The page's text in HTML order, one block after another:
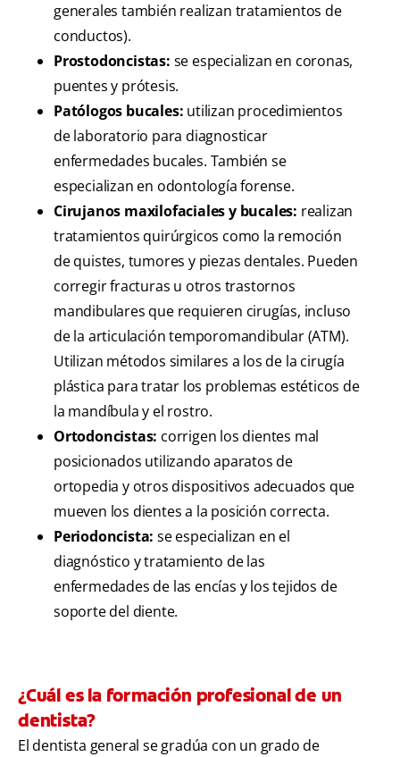
generales también realizan tratamientos de
conductos).
Prostodoncistas: se especializan en coronas,
puentes y prótesis.
Patólogos bucales: utilizan procedimientos
de laboratorio para diagnosticar
enfermedades bucales. También se
especializan en odontología forense.
Cirujanos maxilofaciales y bucales: realizan
tratamientos quirúrgicos como la remoción
de quistes, tumores y piezas dentales. Pueden
corregir fracturas u otros trastornos
mandibulares que requieren cirugías, incluso
de la articulación temporomandibular (ATM).
Utilizan métodos similares a los de la cirugía
plástica para tratar los problemas estéticos de
la mandíbula y el rostro.
Ortodoncistas: corrigen los dientes mal
posicionados utilizando aparatos de
ortopedia y otros dispositivos adecuados que
mueven los dientes a la posición correcta.
Periodoncista: se especializan en el
diagnóstico y tratamiento de las
enfermedades de las encías y los tejidos de
soporte del diente.
¿Cuál es la formación profesional de un
dentista?
El dentista general se gradúa con un grado de